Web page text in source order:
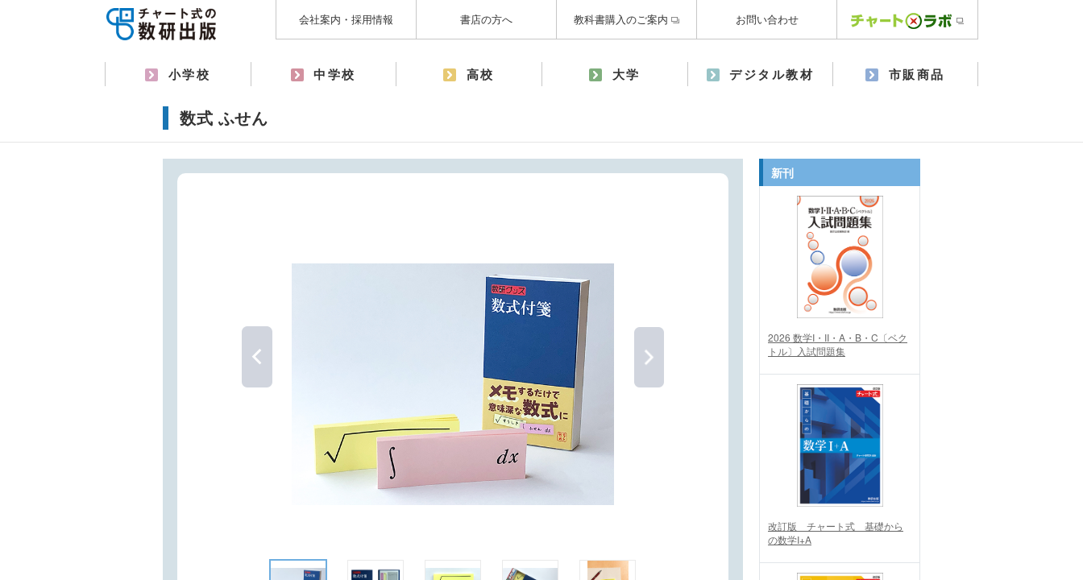
会社案内・採用情報 書店の方へ 教科書購入のご案内 お問い合わせ
小学校 中学校 高校 大学 デジタル教材 市販商品
数式 ふせん
新刊
2026 数学I・II・A・B・C〔ベク
トル〕入試問題集
改訂版 チャート式 基礎から
の数学I+A